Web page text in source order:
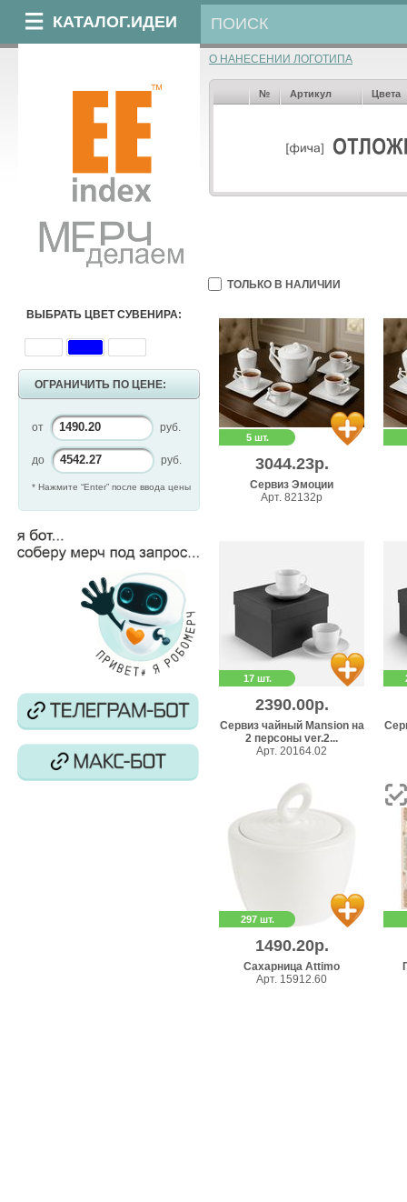
КАТАЛОГ.ИДЕИ
ВЫБРАТЬ ЦВЕТ СУВЕНИРА:
ОГРАНИЧИТЬ ПО ЦЕНЕ:
от руб.
до руб.
* Нажмите “Enter” после ввода цены
О НАНЕСЕНИИ ЛОГОТИПА
№ Артикул Цвета
ТОЛЬКО В НАЛИЧИИ
5 шт.
3044.23р.
Сервиз Эмоции
Арт. 82132p
17 шт.
2390.00р.
Сервиз чайный Mansion на
2 персоны ver.2...
Арт. 20164.02
297 шт.
1490.20р.
Сахарница Attimo
Арт. 15912.60